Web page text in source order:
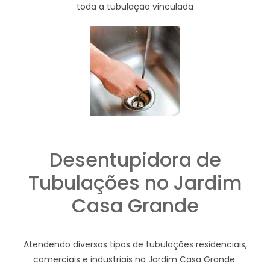
toda a tubulação vinculada
Desentupidora de
Tubulações no Jardim
Casa Grande
Atendendo diversos tipos de tubulações residenciais,
comerciais e industriais no Jardim Casa Grande.